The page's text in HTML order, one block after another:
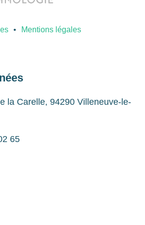
Mentions légales
la Carelle, 94290 Villeneuve-le-
65